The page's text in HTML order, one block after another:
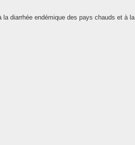
diarrhée endémique des pays chauds et à la